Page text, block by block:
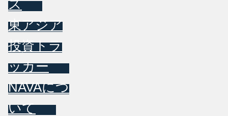
ス
東アジア
投資トラ
ッカー
NAVAにつ
いて